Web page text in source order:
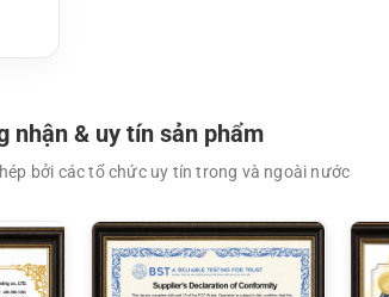
U86
nhận & uy tín sản phẩm
bởi các tổ chức uy tín trong và ngoài nước
XEM CHI TIẾT